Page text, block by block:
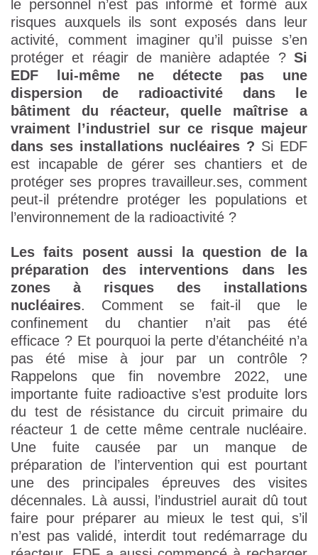
le personnel n’est pas informé et formé aux
risques auxquels ils sont exposés dans leur
activité, comment imaginer qu’il puisse s’en
protéger et réagir de manière adaptée ? Si
EDF lui-même ne détecte pas une
dispersion de radioactivité dans le
bâtiment du réacteur, quelle maîtrise a
vraiment l’industriel sur ce risque majeur
dans ses installations nucléaires ? Si EDF
est incapable de gérer ses chantiers et de
protéger ses propres travailleur.ses, comment
peut-il prétendre protéger les populations et
l’environnement de la radioactivité ?
Les faits posent aussi la question de la
préparation des interventions dans les
zones à risques des installations
nucléaires. Comment se fait-il que le
confinement du chantier n’ait pas été
efficace ? Et pourquoi la perte d’étanchéité n’a
pas été mise à jour par un contrôle ?
Rappelons que fin novembre 2022, une
importante fuite radioactive s’est produite lors
du test de résistance du circuit primaire du
réacteur 1 de cette même centrale nucléaire.
Une fuite causée par un manque de
préparation de l’intervention qui est pourtant
une des principales épreuves des visites
décennales. Là aussi, l’industriel aurait dû tout
faire pour préparer au mieux le test qui, s’il
n’est pas validé, interdit tout redémarrage du